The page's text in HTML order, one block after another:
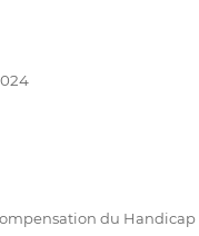
du Handicap